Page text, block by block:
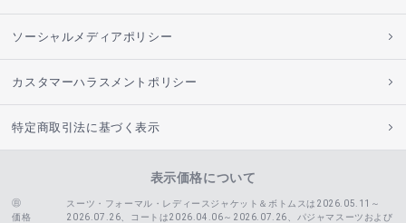
ソーシャルメディアポリシー
カスタマーハラスメントポリシー
特定商取引法に基づく表示
表示価格について
価格
スーツ・フォーマル・レディースジャケット＆ボトムスは2026.05.11～
2026.07.26、コートは2026.04.06～2026.07.26、
パジャマスーツおよび